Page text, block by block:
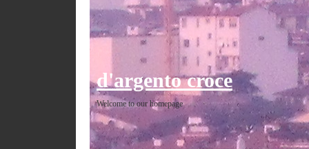
d'argento croce
Welcome to our homepage